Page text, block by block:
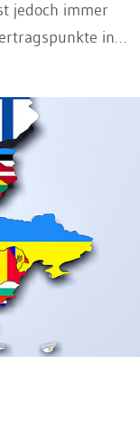
jedoch immer
in